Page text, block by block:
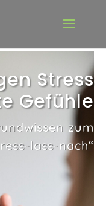
Stress
Gefühle
zum
lass-nach“